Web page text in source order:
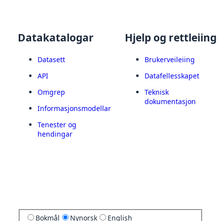
Datakatalogar
Datasett
API
Omgrep
Informasjonsmodellar
Tenester og
hendingar
Hjelp og rettleiing
Brukerveileiing
Datafellesskapet
Teknisk
dokumentasjon
Bokmål Nynorsk English